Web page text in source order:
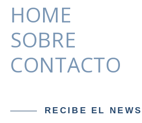
HOME
SOBRE
CONTACTO
RECIBE EL